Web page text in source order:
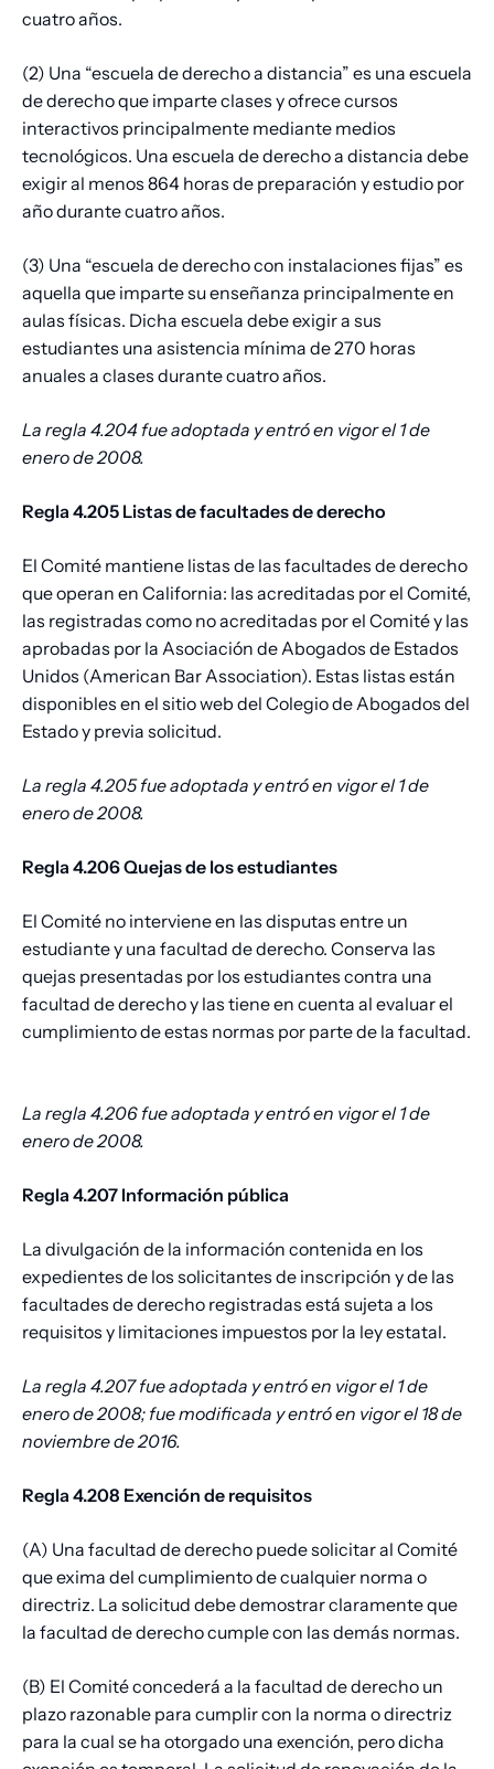
cuatro años.
(2) Una “escuela de derecho a distancia” es una escuela
de derecho que imparte clases y ofrece cursos
interactivos principalmente mediante medios
tecnológicos. Una escuela de derecho a distancia debe
exigir al menos 864 horas de preparación y estudio por
año durante cuatro años.
(3) Una “escuela de derecho con instalaciones fijas” es
aquella que imparte su enseñanza principalmente en
aulas físicas. Dicha escuela debe exigir a sus
estudiantes una asistencia mínima de 270 horas
anuales a clases durante cuatro años.
La regla 4.204 fue adoptada y entró en vigor el 1 de
enero de 2008.
Regla 4.205 Listas de facultades de derecho
El Comité mantiene listas de las facultades de derecho
que operan en California: las acreditadas por el Comité,
las registradas como no acreditadas por el Comité y las
aprobadas por la Asociación de Abogados de Estados
Unidos (American Bar Association). Estas listas están
disponibles en el sitio web del Colegio de Abogados del
Estado y previa solicitud.
La regla 4.205 fue adoptada y entró en vigor el 1 de
enero de 2008.
Regla 4.206 Quejas de los estudiantes
El Comité no interviene en las disputas entre un
estudiante y una facultad de derecho. Conserva las
quejas presentadas por los estudiantes contra una
facultad de derecho y las tiene en cuenta al evaluar el
cumplimiento de estas normas por parte de la facultad.
La regla 4.206 fue adoptada y entró en vigor el 1 de
enero de 2008.
Regla 4.207 Información pública
La divulgación de la información contenida en los
expedientes de los solicitantes de inscripción y de las
facultades de derecho registradas está sujeta a los
requisitos y limitaciones impuestos por la ley estatal.
La regla 4.207 fue adoptada y entró en vigor el 1 de
enero de 2008; fue modificada y entró en vigor el 18 de
noviembre de 2016.
Regla 4.208 Exención de requisitos
(A) Una facultad de derecho puede solicitar al Comité
que exima del cumplimiento de cualquier norma o
directriz. La solicitud debe demostrar claramente que
la facultad de derecho cumple con las demás normas.
(B) El Comité concederá a la facultad de derecho un
plazo razonable para cumplir con la norma o directriz
para la cual se ha otorgado una exención, pero dicha